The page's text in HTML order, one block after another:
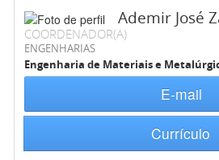
Ademir José
COORDENADOR(A)
ENGENHARIAS
Engenharia de Materiais e
E-mail
Currículo